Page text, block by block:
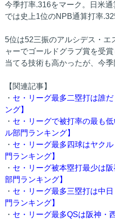
今季打率.316をマーク。日米
では史上1位のNPB通算打率
5位は52三振のアルシデス・エ
ャーでゴールドグラブ賞を受
当てる技術も高かったが、今季
【関連記事】
・ セ・リーグ最多二塁打は誰
ング】
・ セ・リーグで被打率の最も
ル部門ランキング】
・ セ・リーグ最多四球はヤク
門ランキング】
・ セ・リーグ被本塁打最少は
部門ランキング】
・ セ・リーグ最多三塁打は中
門ランキング】
・ セ・リーグ最多QSは阪神・